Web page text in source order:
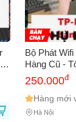
Bộ Phát
Hàng Cũ -
Xuyên
Sử Dụng,
250.000đ
Hàng mới
Hà Nội